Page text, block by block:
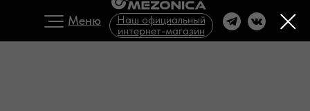
Меню
Наш официальный
интернет-магазин